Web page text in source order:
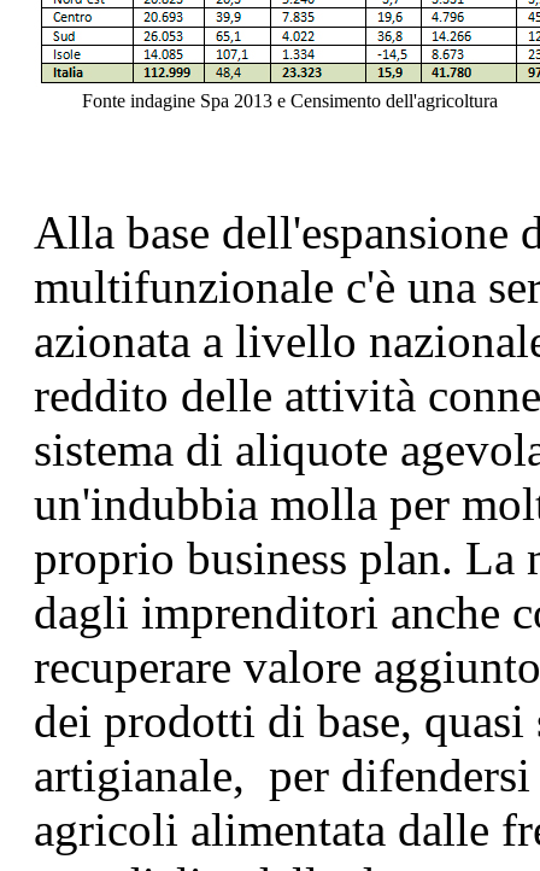
Fonte indagine Spa 2013 e Censimento dell'agricoltura
Alla base dell'espansione
multifunzionale c'è una
azionata a livello
reddito delle attività
sistema di aliquote
un'indubbia molla per
proprio business plan. La
dagli imprenditori anche
recuperare valore
dei prodotti di base,
artigianale, per
agricoli alimentata dalle